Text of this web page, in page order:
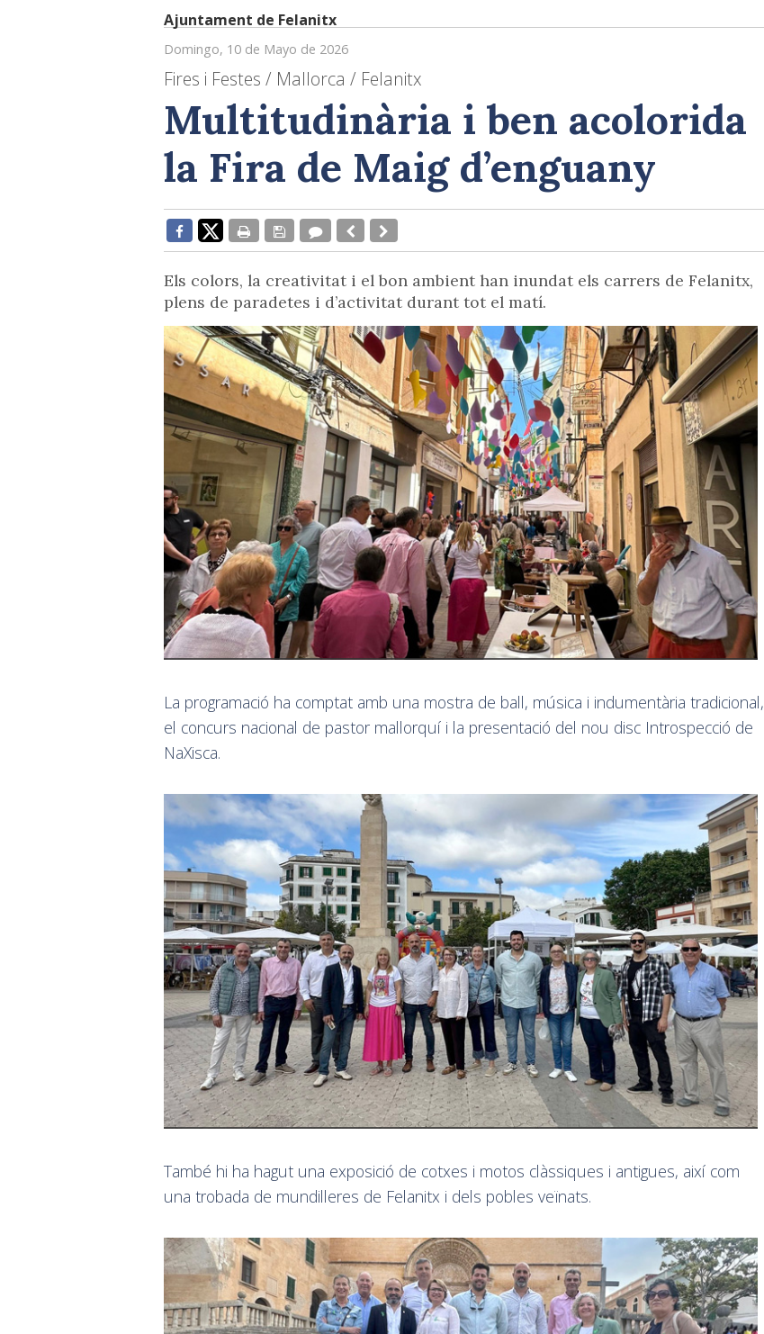
Ajuntament de Felanitx
Domingo, 10 de Mayo de 2026
Fires i Festes / Mallorca / Felanitx
Multitudinària i ben acolorida
la Fira de Maig d’enguany
Els colors, la creativitat i el bon ambient han inundat els carrers de Felanitx,
plens de paradetes i d’activitat durant tot el matí.
La programació ha comptat amb una mostra de ball, música i indumentària tradicional,
el concurs nacional de pastor mallorquí i la presentació del nou disc Introspecció de
NaXisca.
També hi ha hagut una exposició de cotxes i motos clàssiques i antigues, així com
una trobada de mundilleres de Felanitx i dels pobles veïnats.